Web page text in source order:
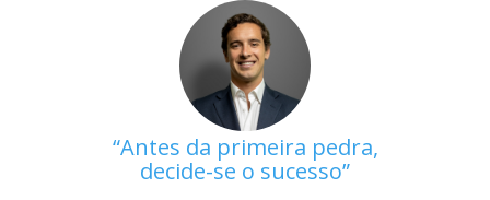
Antes da primeira pedra,
decide-se o sucesso